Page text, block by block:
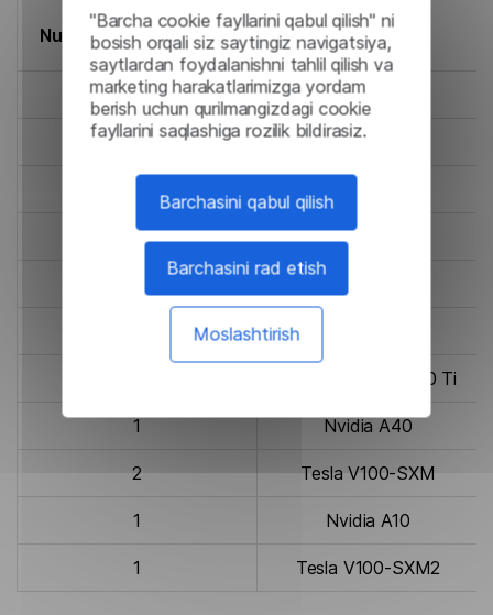
"Barcha cookie fayllarini qabul qilish" ni
bosish orqali siz saytingiz navigatsiya,
saytlardan foydalanishni tahlil qilish va
marketing harakatlarimizga yordam
berish uchun qurilmangizdagi cookie
fayllarini saqlashiga rozilik bildirasiz.
Barchasini qabul qilish
Barchasini rad etish
Moslashtirish
Number of GPUs in use GPU
8 Nvidia A10
1 Nvidia H100
1 A100 (40 Gb)
GeForce RTX 4060 Ti
1 Nvidia A40
2 Tesla V100-SXM
1 Nvidia A10
1 Tesla V100-SXM2